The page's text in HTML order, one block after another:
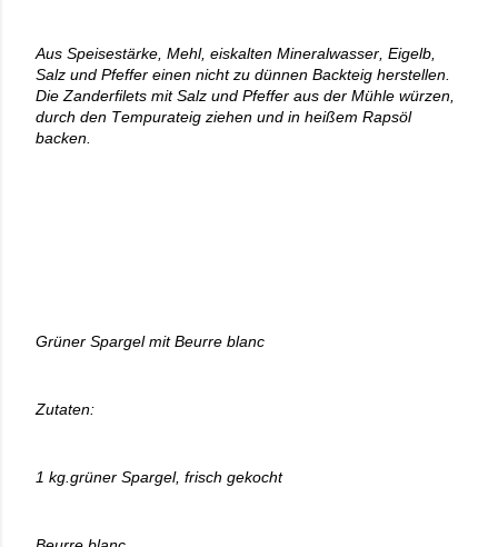
Aus Speisestärke, Mehl, eiskalten Mineralwasser, Eigelb,
Salz und Pfeffer einen nicht zu dünnen Backteig herstellen.
Die Zanderfilets mit Salz und Pfeffer aus der Mühle würzen,
durch den Tempurateig ziehen und in heißem Rapsöl
backen.
Grüner Spargel mit Beurre blanc
Zutaten:
1 kg.grüner Spargel, frisch gekocht